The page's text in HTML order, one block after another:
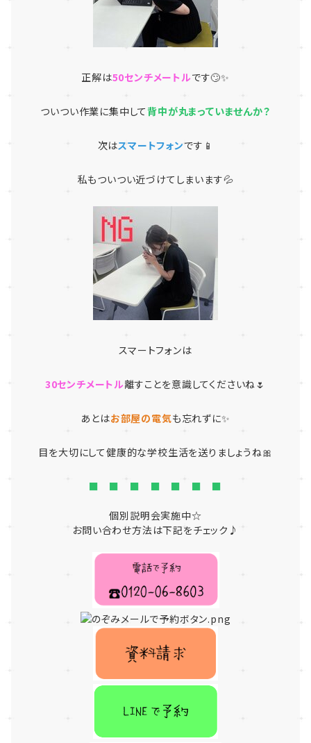
正解は50センチメートルです🙄✨
ついつい作業に集中して背中が丸まっていませんか？
次はスマートフォンです📱
私もついつい近づけてしまいます💦
スマートフォンは
30センチメートル離すことを意識してくださいね🌷
あとはお部屋の電気も忘れずに✨
目を大切にして健康的な学校生活を送りましょうね🎀
■ ■ ■ ■ ■ ■ ■
個別説明会実施中☆
お問い合わせ方法は下記をチェック♪